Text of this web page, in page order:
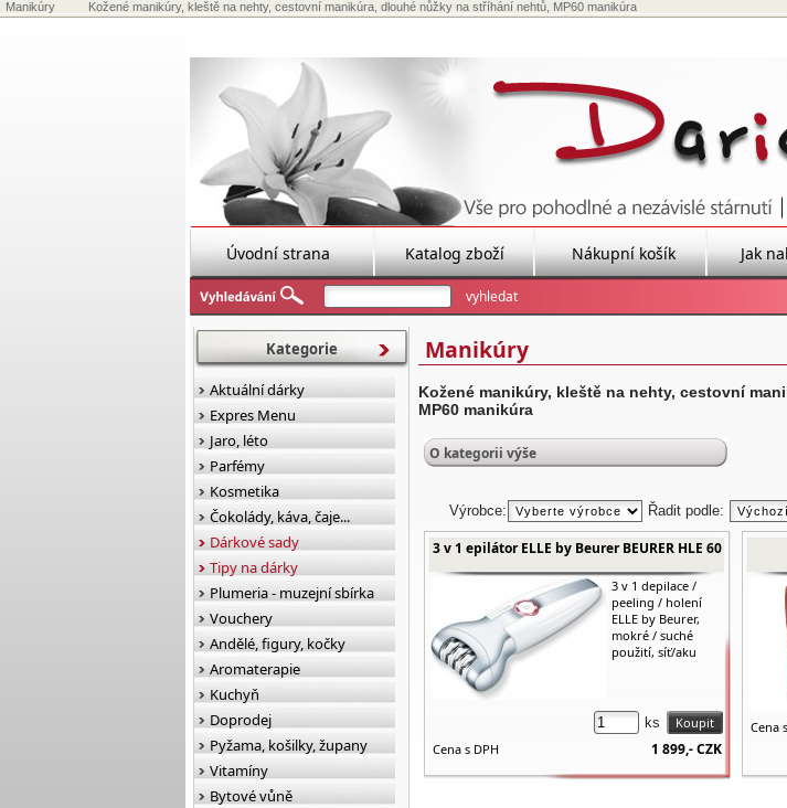
Manikúry Kožené manikúry, kleště na nehty, cestovní manikúra, dlouhé nůžky na stříhání nehtů, MP60 manikúra
Úvodní strana Katalog zboží Nákupní košík Jak
Manikúry
Kožené manikúry, kleště na nehty, cestovní
MP60 manikúra
O kategorii výše
Výrobce: Řadit podle:
3 v 1 epilátor ELLE by Beurer BEURER HLE 60
3 v 1 depilace /
peeling / holení
ELLE by Beurer,
mokré / suché
použití, síť/aku
ks
Cena s DPH
1 899,-CZK
Cena
Kategorie
Aktuální dárky
Expres Menu
Jaro, léto
Parfémy
Kosmetika
Čokolády, káva, čaje...
Dárkové sady
Tipy na dárky
Plumeria - muzejní sbírka
Vouchery
Andělé, figury, kočky
Aromaterapie
Kuchyň
Doprodej
Pyžama, košilky, župany
Vitamíny
Bytové vůně